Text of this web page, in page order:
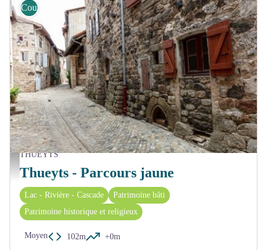
Course d'orientation
THUEYTS
Thueyts - Parcours jaune
Lac - Rivière - Cascade
Patrimoine bâti
Patrimoine historique et religieux
Moyen 102m +0m